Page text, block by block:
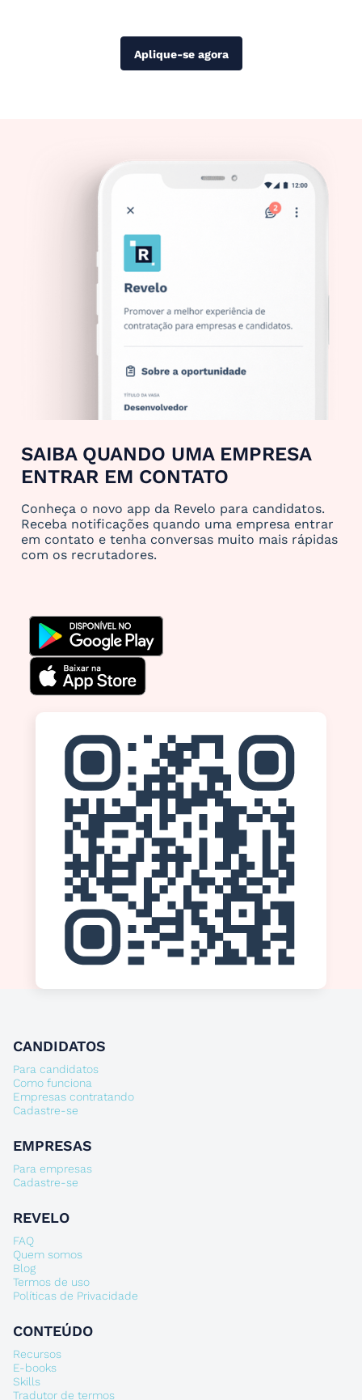
Aplique-se agora
SAIBA QUANDO UMA EMPRESA
ENTRAR EM CONTATO
Conheça o novo app da Revelo para candidatos.
Receba notificações quando uma empresa entrar
em contato e tenha conversas muito mais rápidas
com os recrutadores.
CANDIDATOS
Para candidatos
Como funciona
Empresas contratando
Cadastre-se
EMPRESAS
Para empresas
Cadastre-se
REVELO
FAQ
Quem somos
Blog
Termos de uso
Políticas de Privacidade
CONTEÚDO
Recursos
E-books
Skills
Tradutor de termos